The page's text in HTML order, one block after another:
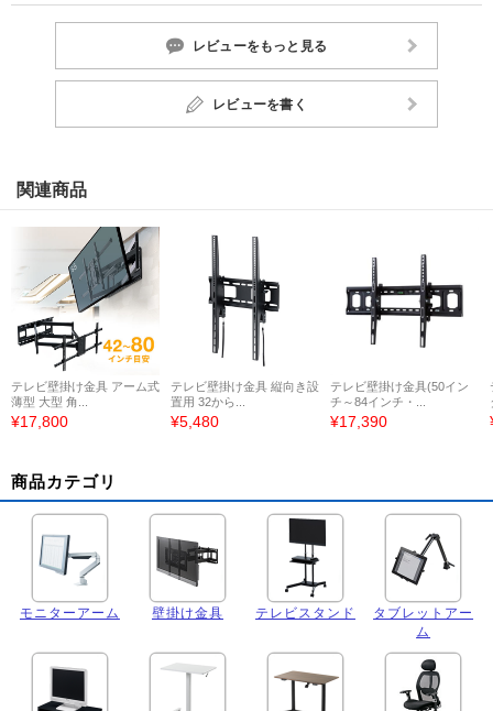
レビューをもっと見る
レビューを書く
関連商品
テレビ壁掛け金具 アーム式
薄型 大型 角...
¥17,800
テレビ壁掛け金具 縦向き設
置用 32から...
¥5,480
テレビ壁掛け金具(50イン
チ～84インチ・...
¥17,390
商品カテゴリ
モニターアーム 壁掛け金具 テレビスタンド
タブレットアー
ム